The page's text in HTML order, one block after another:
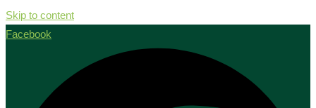
Skip to content
Facebook